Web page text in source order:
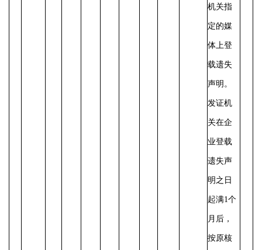
机关指
定的媒
体上登
载遗失
声明。
发证机
关在企
业登载
遗失声
明之日
起满1个
月后，
按原核